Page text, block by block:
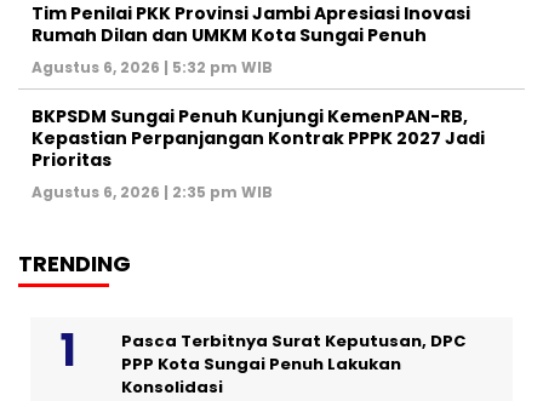
Tim Penilai PKK Provinsi Jambi Apresiasi Inovasi
Rumah Dilan dan UMKM Kota Sungai Penuh
Agustus 6, 2026 | 5:32 pm WIB
BKPSDM Sungai Penuh Kunjungi KemenPAN-RB,
Kepastian Perpanjangan Kontrak PPPK 2027 Jadi
Prioritas
Agustus 6, 2026 | 2:35 pm WIB
TRENDING
Pasca Terbitnya Surat Keputusan, DPC
PPP Kota Sungai Penuh Lakukan
Konsolidasi